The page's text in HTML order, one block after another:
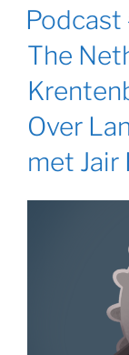
OP
Podcast
The
Over
met Jair